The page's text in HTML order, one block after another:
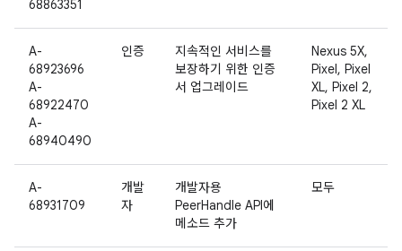
68863351
A-
68923696
A-
68922470
A-
68940490
인증
지속적인 서비스를
보장하기 위한 인증
서 업그레이드
Nexus 5X,
Pixel, Pixel
XL, Pixel 2,
Pixel 2 XL
A-
68931709
개발
자
개발자용
PeerHandle API에
메소드 추가
모두